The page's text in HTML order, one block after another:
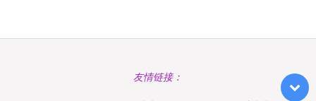
友情链接：